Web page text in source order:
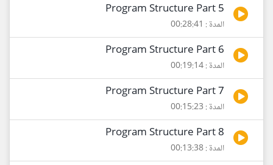
Program Structure Part 5
المدة : 00:28:41
Program Structure Part 6
المدة : 00:19:14
Program Structure Part 7
المدة : 00:15:23
Program Structure Part 8
المدة : 00:13:38